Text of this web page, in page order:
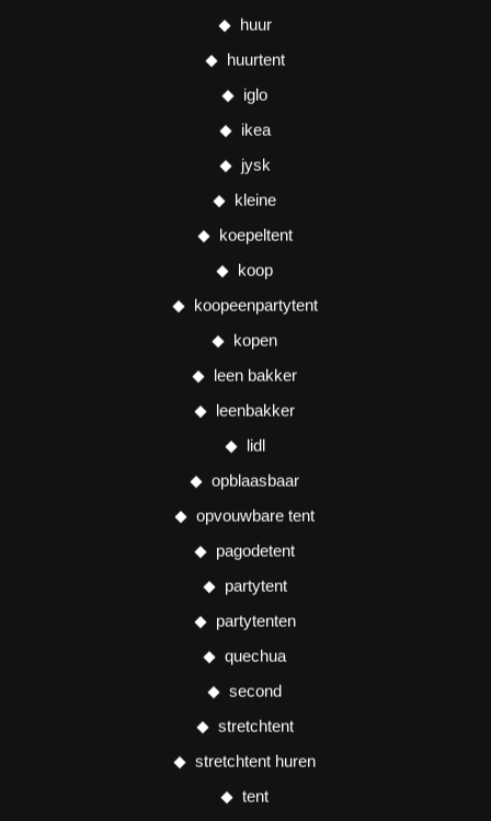
huur
huurtent
iglo
ikea
jysk
kleine
koepeltent
koop
koopeenpartytent
kopen
leen bakker
leenbakker
lidl
opblaasbaar
opvouwbare tent
pagodetent
partytent
partytenten
quechua
second
stretchtent
stretchtent huren
tent